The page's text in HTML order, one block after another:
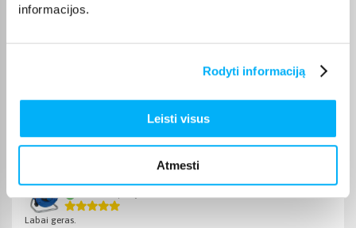
informacijos.
Rodyti informaciją
Leisti visus
Atmesti
Giedrius U.
Kokybiškos dezes
Algirdas V.
Labai geras.